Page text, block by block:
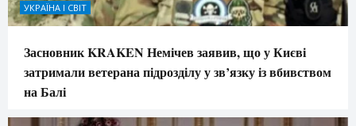
УКРАЇНА І СВІТ
Засновник KRAKEN Немічев заявив, що у Києві
затримали ветерана підрозділу у зв’язку із вбивством
на Балі